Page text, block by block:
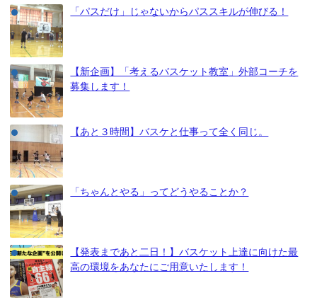
「パスだけ」じゃないからパススキルが伸びる！
【新企画】「考えるバスケット教室」外部コーチを
募集します！
【あと３時間】バスケと仕事って全く同じ。
「ちゃんとやる」ってどうやることか？
【発表まであと二日！】バスケット上達に向けた最
高の環境をあなたにご用意いたします！